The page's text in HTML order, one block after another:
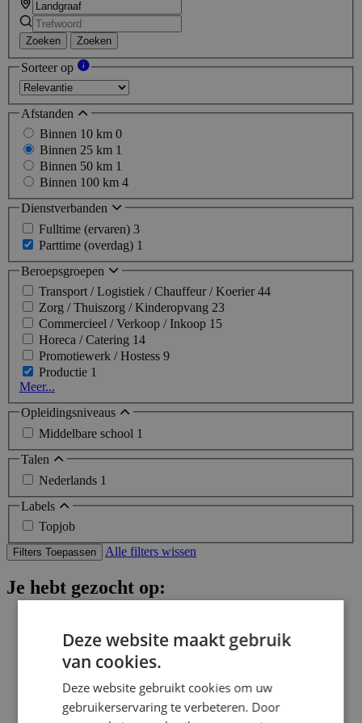
Zoeken Zoeken
Sorteer op
Afstanden
Binnen 10 km 0
Binnen 25 km 1
Binnen 50 km 1
Binnen 100 km 4
Dienstverbanden
Fulltime (ervaren) 3
Parttime (overdag) 1
Beroepsgroepen
Transport / Logistiek / Chauffeur / Koerier44
Zorg / Thuiszorg / Kinderopvang 23
Commercieel / Verkoop / Inkoop 15
Horeca / Catering 14
Promotiewerk / Hostess 9
Productie 1
Meer...
Opleidingsniveaus
Middelbare school 1
Talen
Nederlands 1
Labels
Topjob
Filters Toepassen Alle filters wissen
Je hebt gezocht op:
Parttime (overdag)
Avondwerk
Weekendwerk
Deze website maakt gebruik
van cookies.
Deze website gebruikt cookies om uw
gebruikerservaring te verbeteren. Door